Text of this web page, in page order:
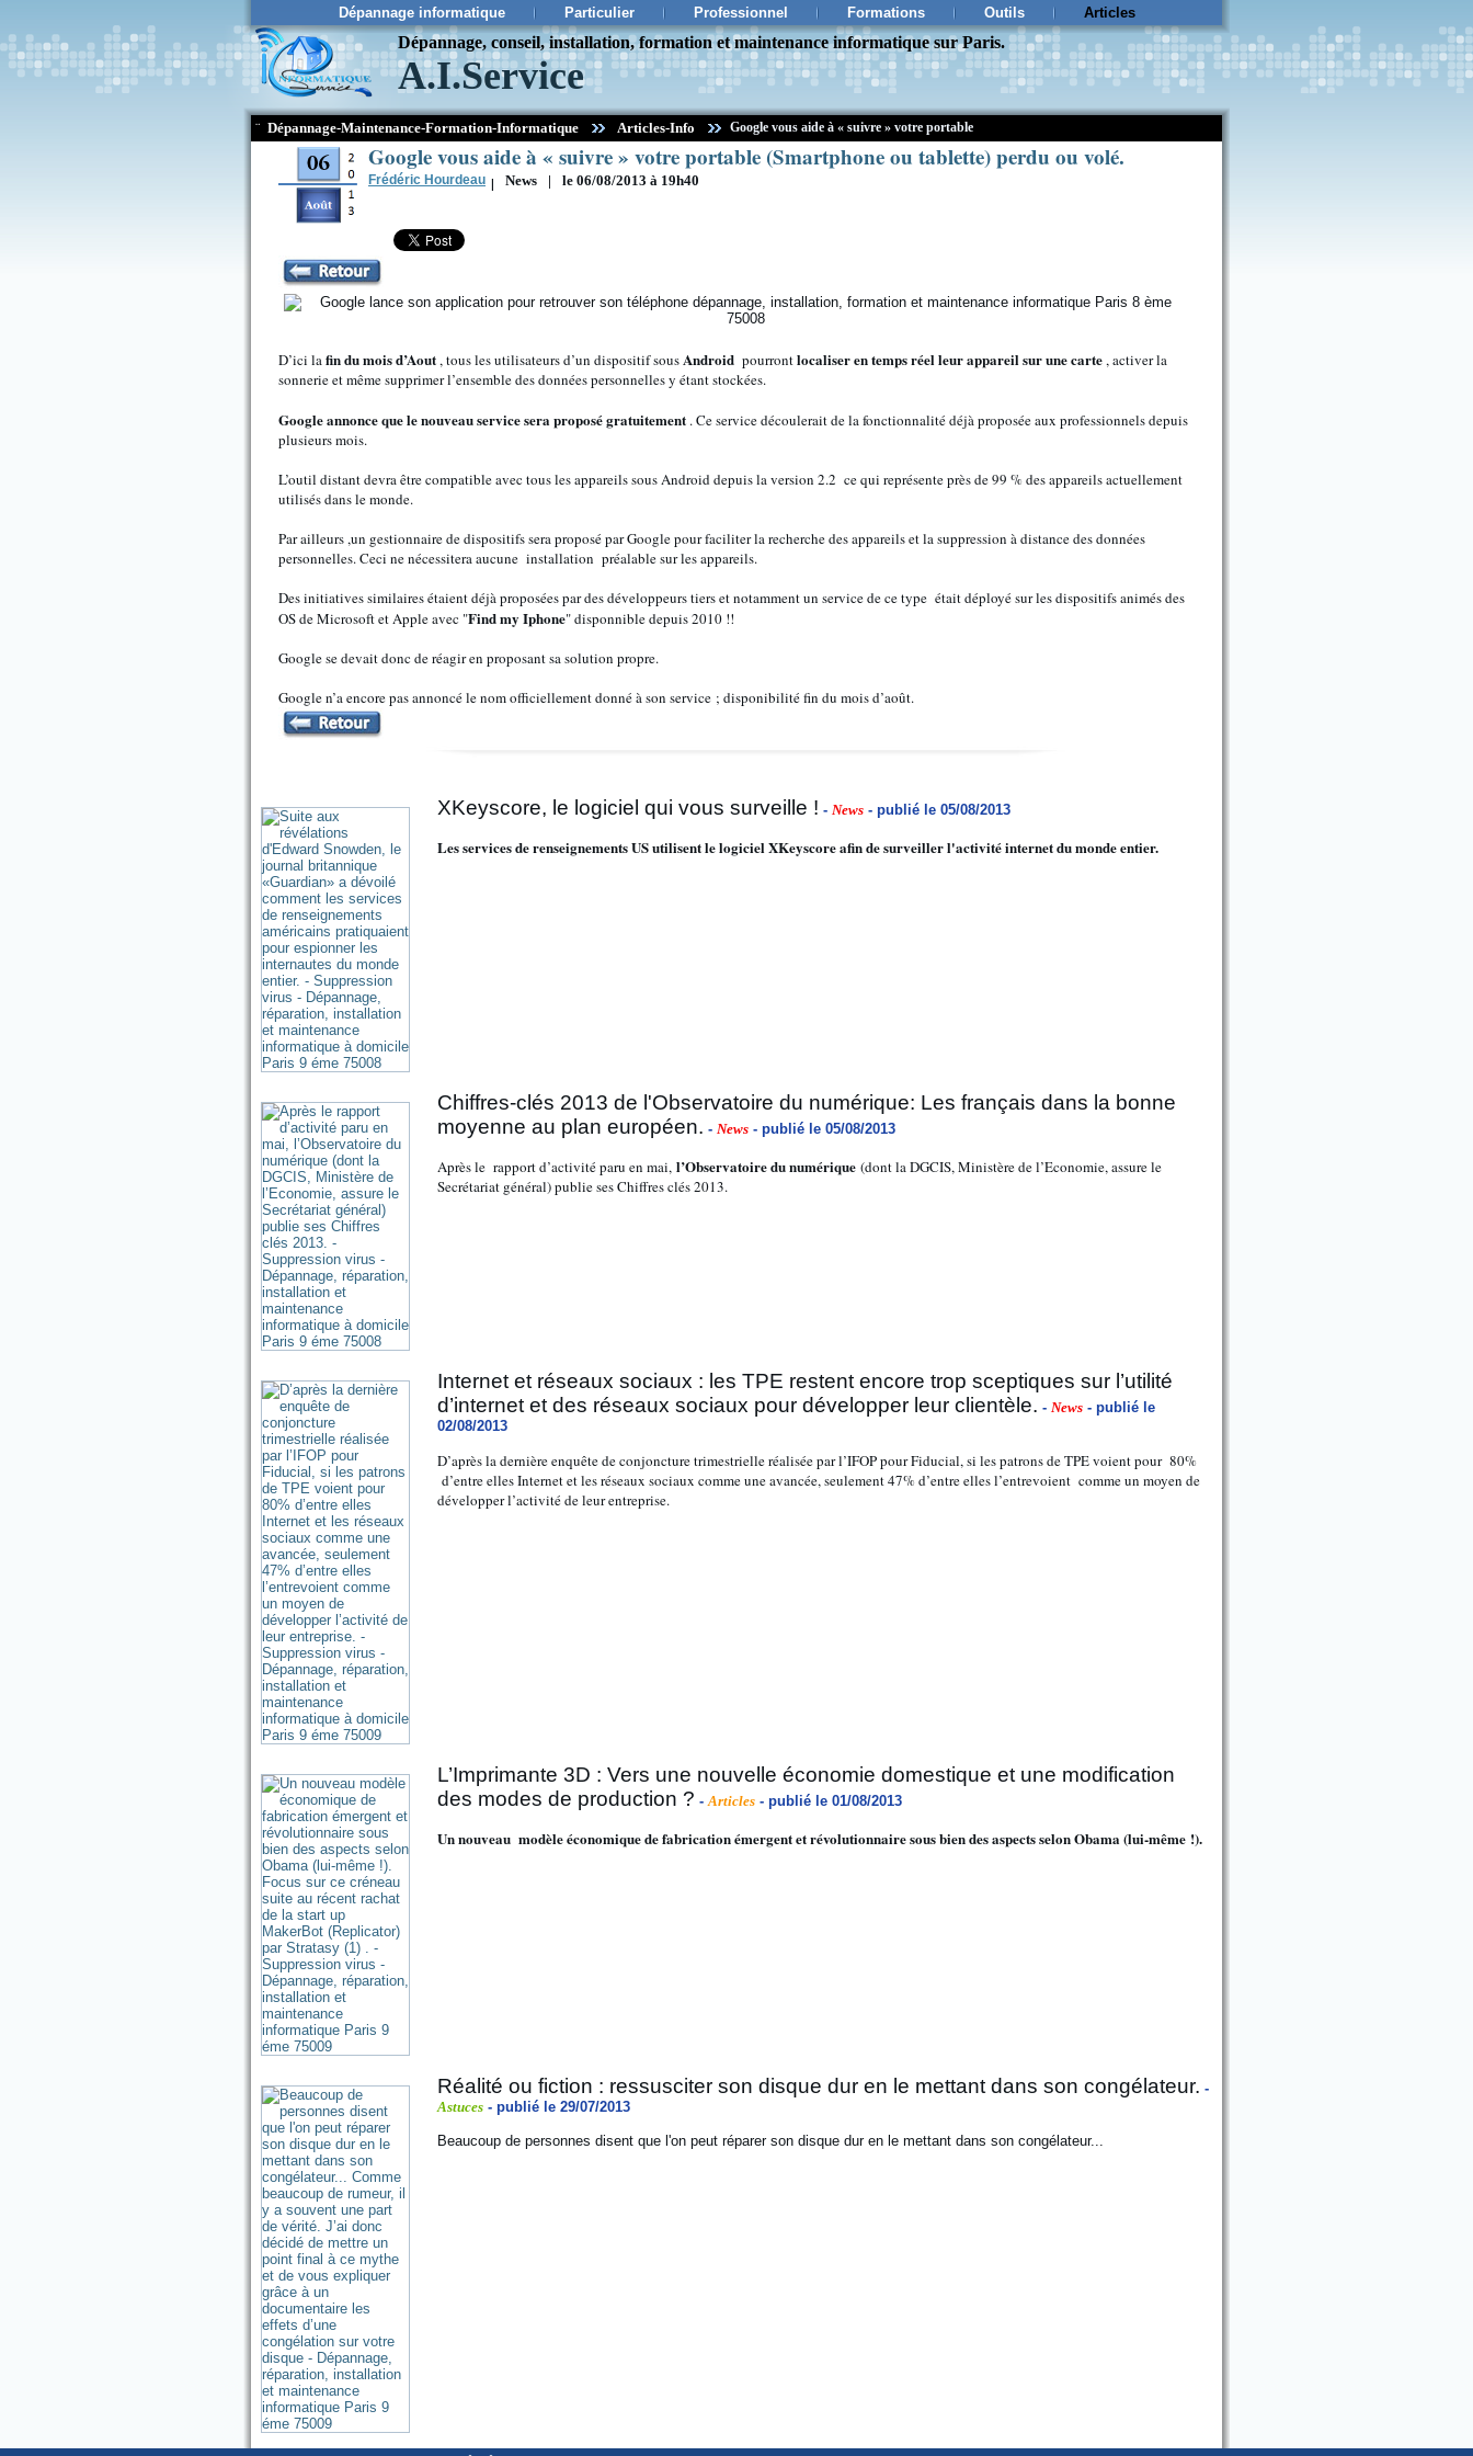
Dépannage informatique Particulier Professionnel Formations Outils Articles
Dépannage, conseil, installation, formation et maintenance informatique sur Paris.
A.I.Service
¨ Dépannage-Maintenance-Formation-Informatique Articles-Info Google vous aide à « suivre » votre portable
Google vous aide à « suivre » votre portable (Smartphone ou tablette) perdu ou volé.
Frédéric Hourdeau | News | le 06/08/2013 à 19h40
D’ici lafin du mois d’Aout, tous les utilisateurs d’un dispositif sousAndroid pourrontlocaliser en temps réel leur appareil sur une carte, activer la
sonnerie et même supprimer l’ensemble des données personnelles y étant stockées.
Google annonce que le nouveau service sera proposé gratuitement . Ce service découlerait de la fonctionnalité déjà proposée aux professionnels depuis
plusieurs mois.
L’outil distant devra être compatible avec tous les appareils sous Android depuis la version 2.2 ce qui représente près de 99 % des appareils actuellement
utilisés dans le monde.
Par ailleurs ,un gestionnaire de dispositifs sera proposé par Google pour faciliter la recherche des appareils et la suppression à distance des données
personnelles. Ceci ne nécessitera aucune installation préalable sur les appareils.
Des initiatives similaires étaient déjà proposées par des développeurs tiers et notamment un service de ce type était déployé sur les dispositifs animés des
OS de Microsoft et Apple avec "Find my Iphone" disponnible depuis 2010 !!
Google se devait donc de réagir en proposant sa solution propre.
Google n’a encore pas annoncé le nom officiellement donné à son service ; disponibilité fin du mois d’août.
XKeyscore, le logiciel qui vous surveille ! - News - publié le 05/08/2013
Les services de renseignements US utilisent le logiciel XKeyscore afin de surveiller l'activité internet du monde entier.
Chiffres-clés 2013 de l'Observatoire du numérique: Les français dans la bonne
moyenne au plan européen. - News - publié le 05/08/2013
Après le rapport d’activité paru en mai, l’Observatoire du numérique (dont la DGCIS, Ministère de l’Economie, assure le
Secrétariat général) publie ses Chiffres clés 2013.
Internet et réseaux sociaux : les TPE restent encore trop sceptiques sur l’utilité
d’internet et des réseaux sociaux pour développer leur clientèle. - News - publié le
02/08/2013
D’après la dernière enquête de conjoncture trimestrielle réalisée par l’IFOP pour Fiducial, si les patrons de TPE voient pour 80%
d’entre elles Internet et les réseaux sociaux comme une avancée, seulement 47% d’entre elles l’entrevoient comme un moyen de
développer l’activité de leur entreprise.
L’Imprimante 3D : Vers une nouvelle économie domestique et une modification
des modes de production ? -Articles - publié le 01/08/2013
Un nouveau modèle économique de fabrication émergent et révolutionnaire sous bien des aspects selon Obama (lui-même !).
Réalité ou fiction : ressusciter son disque dur en le mettant dans son congélateur. -
Astuces - publié le 29/07/2013
Beaucoup de personnes disent que l'on peut réparer son disque dur en le mettant dans son congélateur...